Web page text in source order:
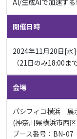
開催日時
2024年11月20日[水
（21日のみ18:00まで
会場
パシフィコ横浜 展
(神奈川県横浜市西
ブース番号：BN-07